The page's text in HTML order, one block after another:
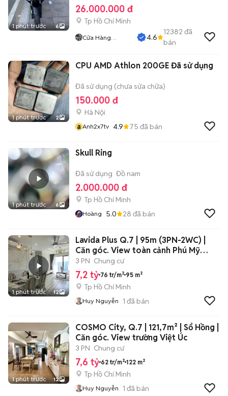
1 phút trước 6
26.000.000 đ
Tp Hồ Chí Minh
Cửa Hàng
4.6
12382 đã
bán
1 phút trước 2
CPU AMD Athlon 200GE Đã sử dụng
Đã sử dụng (chưa sửa chữa)
150.000 đ
Hà Nội
a Anh2x7tv 4.9 75 đã bán
1 phút trước 6
Skull Ring
Đã sử dụng Đồ nam
2.000.000 đ
Tp Hồ Chí Minh
Hoàng 5.0 28 đã bán
1 phút trước 12
Lavida Plus Q.7 | 95m (3PN-2WC) |
Căn góc. View toàn cảnh Phú Mỹ
Hưng
3 PN Chung cư
7,2 tỷ 76 tr/m² 95 m²
Tp Hồ Chí Minh
Huy Nguyễn 1 đã bán
1 phút trước 12
COSMO City, Q.7 | 121,7m² | Sổ Hồng |
Căn góc. View trường Việt Úc
3 PN Chung cư
7,6 tỷ 62 tr/m² 122 m²
Tp Hồ Chí Minh
Huy Nguyễn 1 đã bán